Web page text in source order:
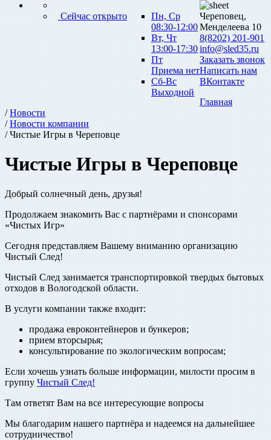
Сейчас открыто
Пн, Ср
08:30-12:00
Вт, Чт
13:00-17:30
Пт
Приема нет
Сб-Вс
Выходной
Череповец,
Менделеева 10
8(8202) 201-901
info@sled35.ru
Заказать звонок
Написать нам
ВКонтакте
Главная
/Новости
/Новости компании
/ Чистые Игры в Череповце
Чистые Игры в Череповце
Добрый солнечный день, друзья!
Продолжаем знакомить Вас с партнёрами и спонсорами
«Чистых Игр»
Сегодня представляем Вашему вниманию организацию
Чистый След!
Чистый След занимается транспортировкой твердых бытовых
отходов в Вологодской области.
В услуги компании также входит:
продажа евроконтейнеров и бункеров;
прием вторсырья;
консультирование по экологическим вопросам;
Если хочешь узнать больше информации, милости просим в
группу Чистый След!
Там ответят Вам на все интересующие вопросы
Мы благодарим нашего партнёра и надеемся на дальнейшее
сотрудничество!